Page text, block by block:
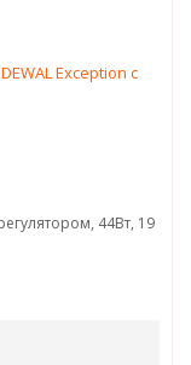
44Вт, 19